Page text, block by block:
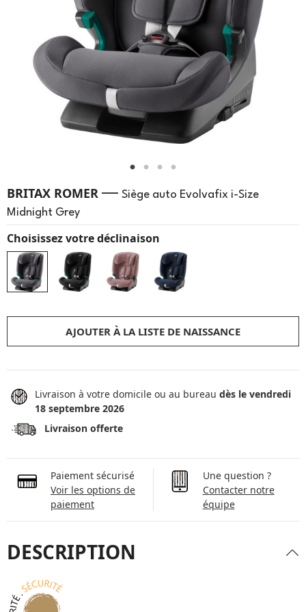
BRITAX ROMER — Siège auto Evolvafix i-Size
Midnight Grey
Choisissez votre déclinaison
AJOUTER À LA LISTE DE NAISSANCE
Livraison à votre domicile ou au bureaudès le vendredi
18 septembre 2026
Livraison offerte
Paiement sécurisé
Voir les options de
paiement
Une question ?
Contacter notre
équipe
DESCRIPTION